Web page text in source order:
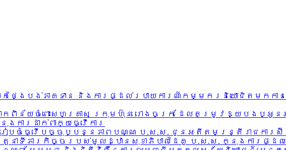
ថ្ងៃបង់ភាគទាន និងការផ្ដល់របាយការណ៍កម្មករនិយោជិតមកកា
កពិន័យចំពោះសហគ្រាស ក្រុមហ៊ុន រោងចក្រ ដែលតម្រូវឱ្យបងប្
ារដាក់ពាក្យធ្វើការ
រៀបចំធ្វើបច្ចុប្បន្នភាពបណ្ណ ប.ស.ស. ជូនអតីតមន្ត្រីរាជកា
នាទីភារកិច្ចរបស់មូលដ្ឋានសុខាភិបាលដៃគូ ប.­ស.ស. ក្នុងការផ្ដល់